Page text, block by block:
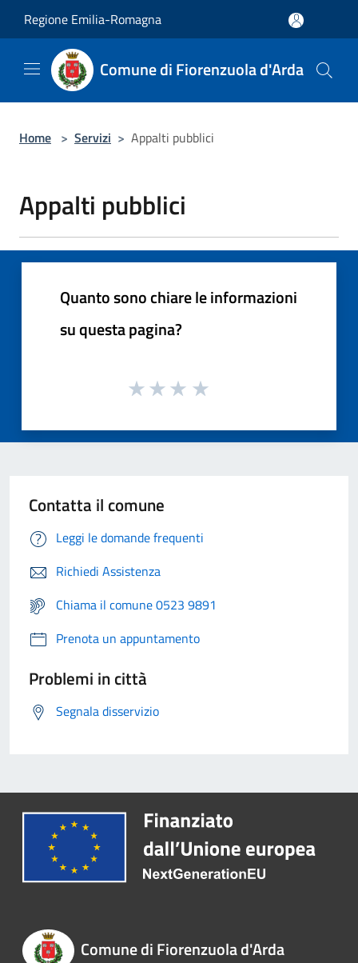
Regione Emilia-Romagna
Comune di Fiorenzuola d'Arda
Home > Servizi > Appalti pubblici
Appalti pubblici
Quanto sono chiare le informazioni
su questa pagina?
Contatta il comune
Leggi le domande frequenti
Richiedi Assistenza
Chiama il comune 0523 9891
Prenota un appuntamento
Problemi in città
Segnala disservizio
Comune di Fiorenzuola d'Arda